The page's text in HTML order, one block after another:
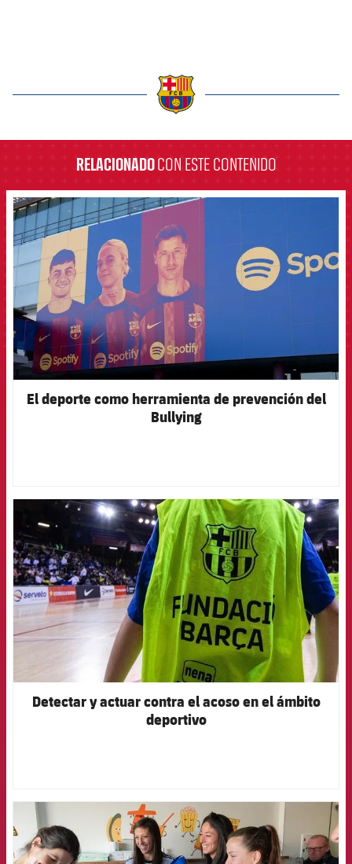
RELACIONADOCON ESTE CONTENIDO
FCB Barcelona badge
El deporte como herramienta de prevención del
Bullying
FCB Barcelona badge
Detectar y actuar contra el acoso en el ámbito
deportivo
FCB Barcelona badge